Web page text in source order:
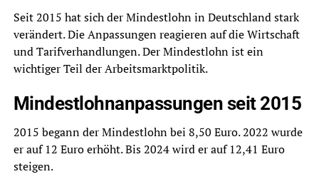
Seit 2015 hat sich der Mindestlohn in Deutschland stark
verändert. Die Anpassungen reagieren auf die Wirtschaft
und Tarifverhandlungen. Der Mindestlohn ist ein
wichtiger Teil der Arbeitsmarktpolitik.
Mindestlohnanpassungen seit 2015
2015 begann der Mindestlohn bei 8,50 Euro. 2022 wurde
er auf 12 Euro erhöht. Bis 2024 wird er auf 12,41 Euro
steigen.